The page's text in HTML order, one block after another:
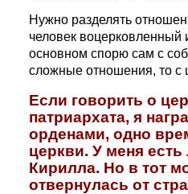
Нужно разделять
человек воцерковленный
основном спорю сам с
сложные отношения, то
Если говорить о
патриархата, я
орденами, одно
церкви. У меня есть
Кирилла. Но в тот
отвернулась от